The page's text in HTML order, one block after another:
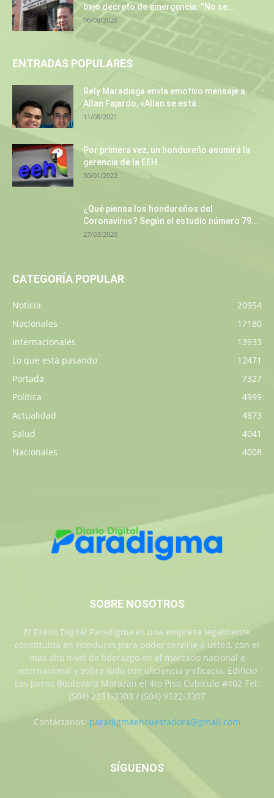
bajo decreto de emergencia: “No se...
06/08/2026
ENTRADAS POPULARES
Rely Maradiaga envía emotivo mensaje a
Allan Fajardo, «Allan se está...
11/08/2021
Por primera vez, un hondureño asumirá la
gerencia de la EEH
30/01/2022
¿Qué piensa los hondureños del
Coronavirus? Según el estudio número 79...
27/03/2020
CATEGORÍA POPULAR
Noticia
20954
Nacionales
17180
Internacionales
13933
Lo que está pasando
12471
Portada
7327
Política
4999
Actualidad
4873
Salud
4041
Nacionales
4008
SOBRE NOSOTROS
El Diario Digital Paradigma es una empresa legalmente
constituida en Honduras para poder servirle a usted, con el
más alto nivel de liderazgo en el mercado nacional e
internacional y sobre todo con eficiencia y eficacia. Edificio
Los Jarros Boulevard Morazan el 4to Piso Cubiculo #402 Tel:
(504) 2231-3303 / (504) 9522-3307
Contáctanos: paradigmaencuestadora@gmail.com
SÍGUENOS